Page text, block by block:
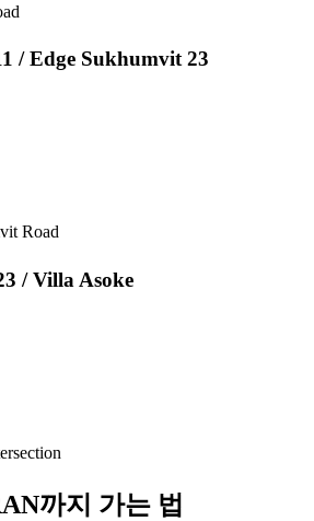
/ Edge Sukhumvit 23
Road
/ Villa Asoke
까지 가는 법